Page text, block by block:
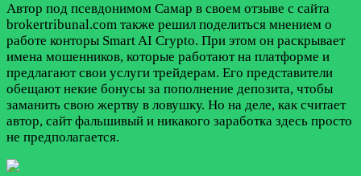
Автор под псевдонимом Самар в своем отзыве с сайта
brokertribunal.com также решил поделиться мнением о
работе конторы Smart AI Crypto. При этом он раскрывает
имена мошенников, которые работают на платформе и
предлагают свои услуги трейдерам. Его представители
обещают некие бонусы за пополнение депозита, чтобы
заманить свою жертву в ловушку. Но на деле, как считает
автор, сайт фальшивый и никакого заработка здесь просто
не предполагается.